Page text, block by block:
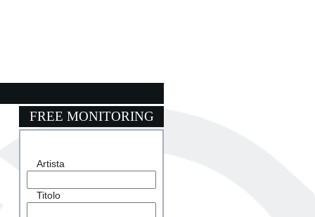
FREE MONITORING
Artista
Titolo